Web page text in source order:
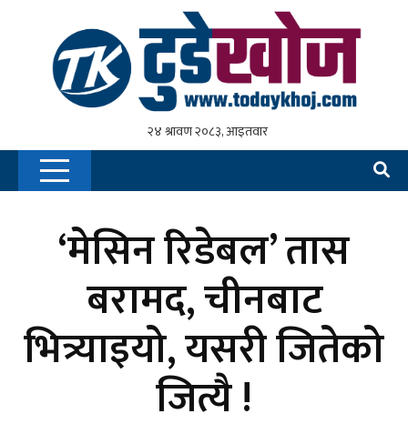
‘मेसिन रिडेबल’ तास
बरामद, चीनबाट
भित्र्याइयो, यसरी जितेको
जित्यै !